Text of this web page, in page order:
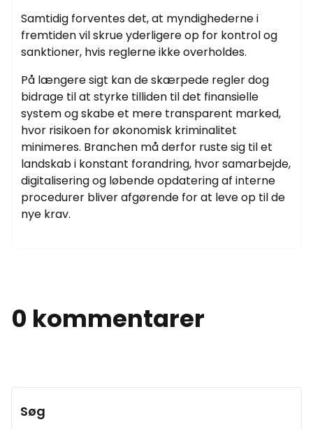
Samtidig forventes det, at myndighederne i
fremtiden vil skrue yderligere op for kontrol og
sanktioner, hvis reglerne ikke overholdes.
På længere sigt kan de skærpede regler dog
bidrage til at styrke tilliden til det finansielle
system og skabe et mere transparent marked,
hvor risikoen for økonomisk kriminalitet
minimeres. Branchen må derfor ruste sig til et
landskab i konstant forandring, hvor samarbejde,
digitalisering og løbende opdatering af interne
procedurer bliver afgørende for at leve op til de
nye krav.
0 kommentarer
Søg